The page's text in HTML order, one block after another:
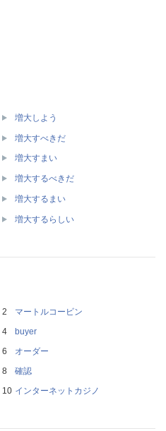
増大しよう
増大すべきだ
増大すまい
増大するべきだ
増大するまい
増大するらしい
マートルコービン
buyer
オーダー
確認
インターネットカジノ